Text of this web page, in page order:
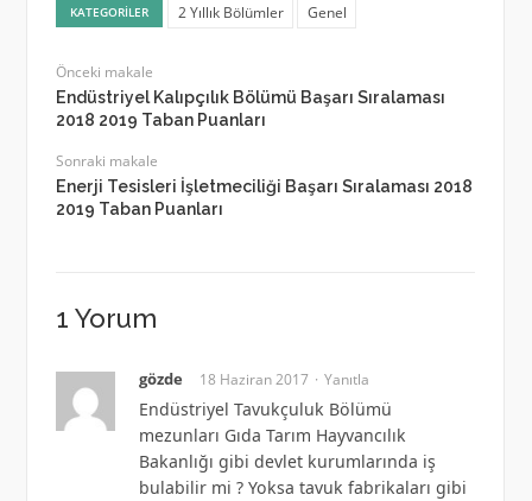
KATEGORILER 2 Yıllık Bölümler Genel
Önceki makale
Endüstriyel Kalıpçılık Bölümü Başarı Sıralaması
2018 2019 Taban Puanları
Sonraki makale
Enerji Tesisleri İşletmeciliği Başarı Sıralaması 2018
2019 Taban Puanları
1 Yorum
gözde 18 Haziran 2017 Yanıtla
Endüstriyel Tavukçuluk Bölümü
mezunları Gıda Tarım Hayvancılık
Bakanlığı gibi devlet kurumlarında iş
bulabilir mi ? Yoksa tavuk fabrikaları gibi